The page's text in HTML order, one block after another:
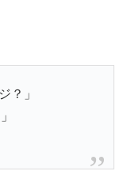
？」